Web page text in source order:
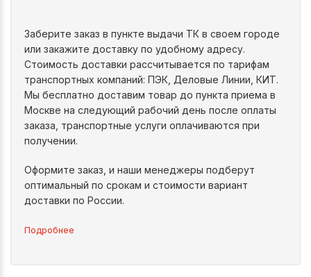
Заберите заказ в пункте выдачи ТК в своем городе
или закажите доставку по удобному адресу.
Стоимость доставки рассчитывается по тарифам
транспортных компаний: ПЭК, Деловые Линии, КИТ.
Мы бесплатно доставим товар до пункта приема в
Москве на следующий рабочий день после оплаты
заказа, транспортные услуги оплачиваются при
получении.
Оформите заказ, и наши менеджеры подберут
оптимальный по срокам и стоимости вариант
доставки по России.
Подробнее